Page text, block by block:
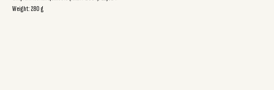
Weight: 280 g